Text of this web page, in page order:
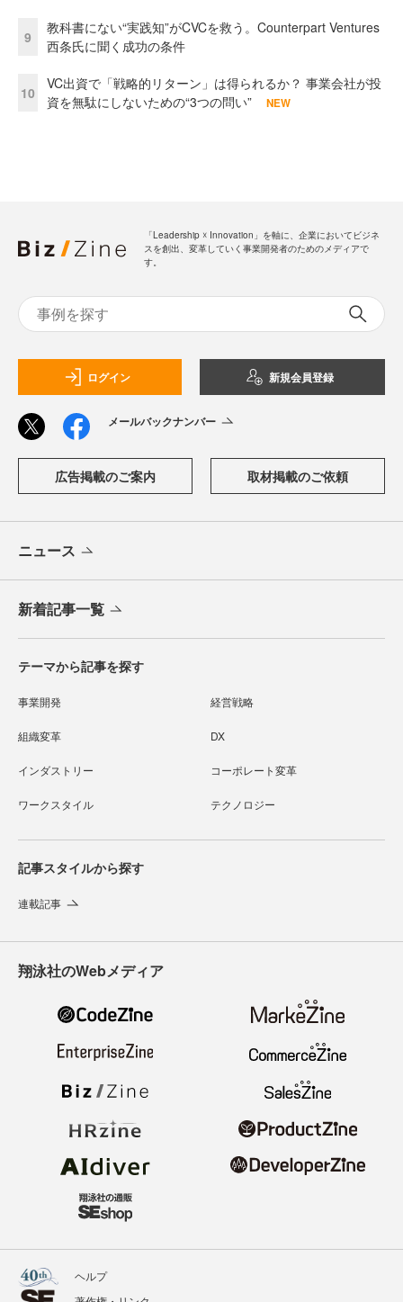
9
教科書にない“実践知”がCVCを救う。Counterpart Ventures
西条氏に聞く成功の条件
10
VC出資で「戦略的リターン」は得られるか？ 事業会社が投
資を無駄にしないための“3つの問い”
NEW
「Leadership ☓ Innovation」を軸に、企業においてビジネ
スを創出、変革していく事業開発者のためのメディアで
す。
ログイン 新規会員登録
メールバックナンバー
広告掲載のご案内 取材掲載のご依頼
ニュース
新着記事一覧
テーマから記事を探す
事業開発 経営戦略
組織変革 DX
インダストリー コーポレート変革
ワークスタイル テクノロジー
記事スタイルから探す
連載記事
翔泳社のWebメディア
ヘルプ